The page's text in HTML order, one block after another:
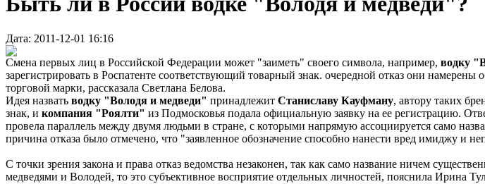
Дата: 2011-12-01 16:16
Смена первых лиц в Российской Федерации может "заиметь" своего символа, например, водку
зарегистрировать в Роспатенте соответствующий товарный знак. очередной отказ они
торговой марки, рассказала Светлана Белова.
Идея назвать водку "Володя и медведи" принадлежит Станиславу Кауфману, автору таких
знак, и компания "Роялти" из Подмосковья подала официальную заявку на ее регистрацию.
провела параллель между двумя людьми в стране, с которыми напрямую ассоциируется само
причина отказа было отмечено, что "заявленное обозначение способно нанести вред имиджу и
С точки зрения закона и права отказ ведомства незаконен, так как само название ничем
медведями и Володей, то это субъективное восприятие отдельных личностей, пояснила Ирина